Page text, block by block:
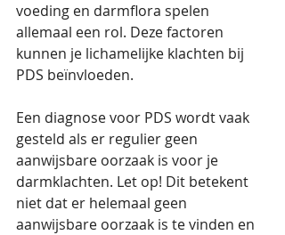
voeding en darmflora spelen
allemaal een rol. Deze factoren
kunnen je lichamelijke klachten bij
PDS beïnvloeden.
Een diagnose voor PDS wordt vaak
gesteld als er regulier geen
aanwijsbare oorzaak is voor je
darmklachten. Let op! Dit betekent
niet dat er helemaal geen
aanwijsbare oorzaak is te vinden en